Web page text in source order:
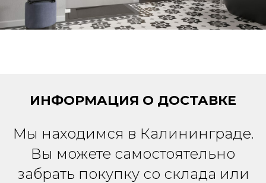
ИНФОРМАЦИЯ О ДОСТАВКЕ
Мы находимся в Калининграде.
Вы можете самостоятельно
забрать покупку со склада или